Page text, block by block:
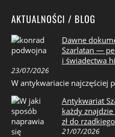
AKTUALNOŚCI / BLOG
Dawne
Szarlatan —
i świadectwa
23/07/2026
W antykwariacie najczęściej
Antykwariat
każdy
zł do
21/07/2026